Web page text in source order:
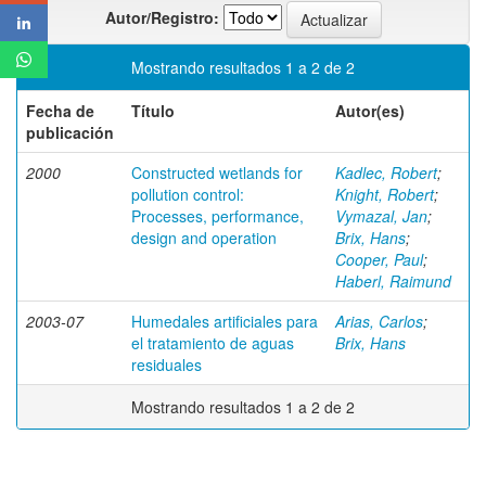
Autor/Registro:
Mostrando resultados 1 a 2 de 2
Fecha de
publicación
Título Autor(es)
2000
Constructed wetlands for
pollution control:
Processes, performance,
design and operation
Kadlec, Robert;
Knight, Robert;
Vymazal, Jan;
Brix, Hans;
Cooper, Paul;
Haberl, Raimund
2003-07
Humedales artificiales para
el tratamiento de aguas
residuales
Arias, Carlos;
Brix, Hans
Mostrando resultados 1 a 2 de 2